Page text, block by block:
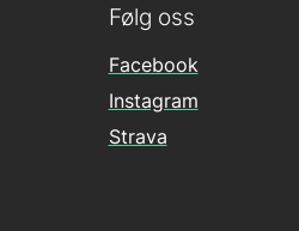
Følg oss
Facebook
Instagram
Strava